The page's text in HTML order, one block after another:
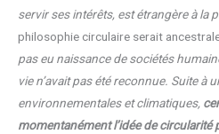
servir ses intérêts, est étrangère à la
philosophie circulaire serait
pas eu naissance de sociétés
vie n’avait pas été reconnue. Suite à
environnementales et climatiques,
momentanément l’idée de